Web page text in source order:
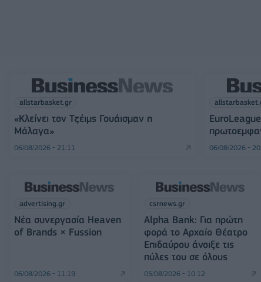
allstarbasket.gr
«Κλείνει τον Τζέιμς Γουάισμαν η
Μάλαγα»
06/08/2026 - 21:11 06/08/2026 -
advertising.gr
Νέα συνεργασία Heaven
of Brands × Fussion
06/08/2026 - 11:19
csrnews.gr
Alpha Bank: Για πρώτη
φορά το Αρχαίο Θέατρο
Επιδαύρου άνοιξε τις
πύλες του σε όλους
05/08/2026 - 10:12